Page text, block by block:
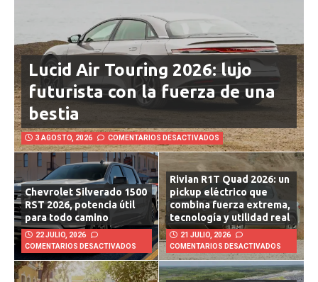
Lucid Air Touring 2026: lujo
futurista con la fuerza de una
bestia
3 AGOSTO, 2026 COMENTARIOS DESACTIVADOS
Chevrolet Silverado 1500
RST 2026, potencia útil
para todo camino
22 JULIO, 2026
COMENTARIOS DESACTIVADOS
Rivian R1T Quad 2026: un
pickup eléctrico que
combina fuerza extrema,
tecnología y utilidad real
21 JULIO, 2026
COMENTARIOS DESACTIVADOS